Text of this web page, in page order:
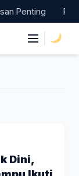
Penting
Dini,